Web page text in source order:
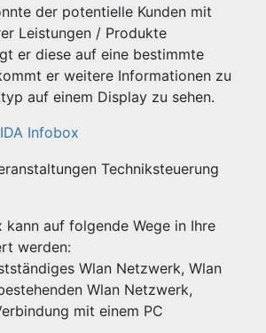
der potentielle Kunden mit
Leistungen / Produkte
er diese auf eine bestimmte
er weitere Informationen zu
auf einem Display zu sehen.
Infobox
kann auf folgende Wege in Ihre
werden:
Wlan Netzwerk, Wlan
Wlan Netzwerk,
mit einem PC